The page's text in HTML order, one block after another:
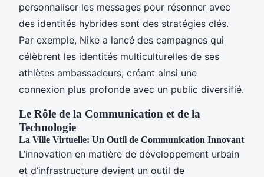
personnaliser les messages pour résonner avec
des identités hybrides sont des stratégies clés.
Par exemple, Nike a lancé des campagnes qui
célèbrent les identités multiculturelles de ses
athlètes ambassadeurs, créant ainsi une
connexion plus profonde avec un public diversifié.
Le Rôle de la Communication et de la
Technologie
La Ville Virtuelle: Un Outil de Communication Innovant
L’innovation en matière de développement urbain
et d’infrastructure devient un outil de